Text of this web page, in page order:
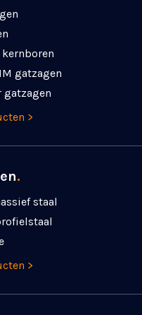
kernboren
gatzagen
gatzagen
>
.
staal
>